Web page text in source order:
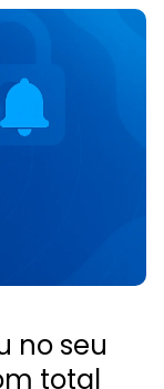
no seu
total